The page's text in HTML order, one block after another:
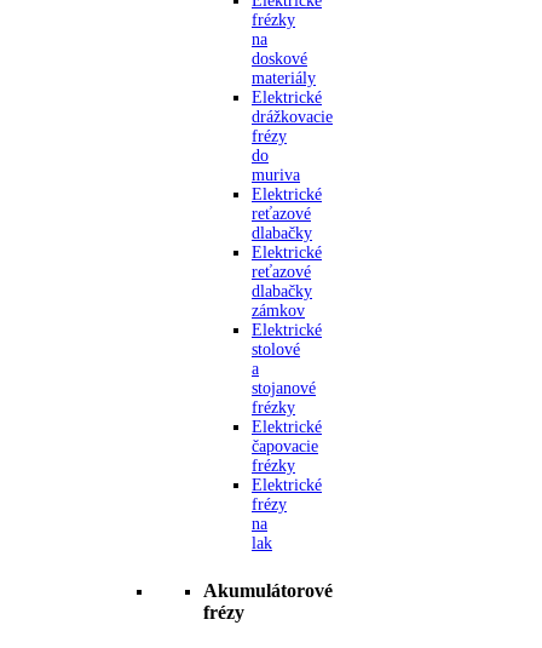
frézky
na
doskové
materiály
Elektrické
drážkovacie
frézy
do
muriva
Elektrické
reťazové
dlabačky
Elektrické
reťazové
dlabačky
zámkov
Elektrické
stolové
a
stojanové
frézky
Elektrické
čapovacie
frézky
Elektrické
frézy
na
lak
Akumulátorové
frézy